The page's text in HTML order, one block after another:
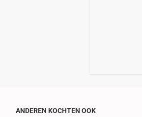
ANDEREN KOCHTEN OOK